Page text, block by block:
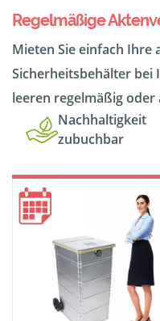
Regelmäßige
Mieten Sie einfach Ihre
Sicherheitsbehälter bei
leeren regelmäßig
Nachhaltigkeit
zubuchbar